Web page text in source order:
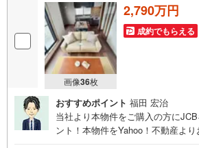
画像36枚
2,790万円
成約でもらえる
おすすめポイント 福田 宏治
当社より本物件をご購入の方に
ント！本物件をYahoo！不動産よ